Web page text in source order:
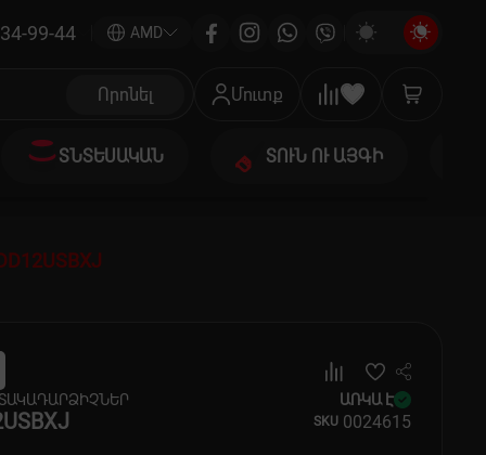
99-44 AMD
Որոնել Մուտք
ՏՆՏԵՍԱԿԱՆ ՏՈՒՆ ՈՒ ԱՅԳԻ
ԱՌԿԱ Է
SKU 0024615